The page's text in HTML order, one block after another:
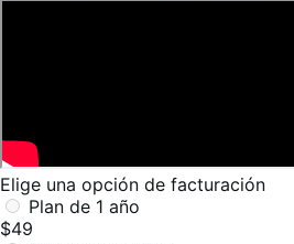
Elige una opción de facturación
Plan de 1 año
$49